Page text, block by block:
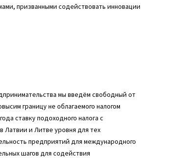
призванными содействовать инновации
мы введём свободный от
границу не облагаемого налогом
ставку подоходного налога с
Латвии и Литве уровня для тех
предприятий для международного
шагов для содействия